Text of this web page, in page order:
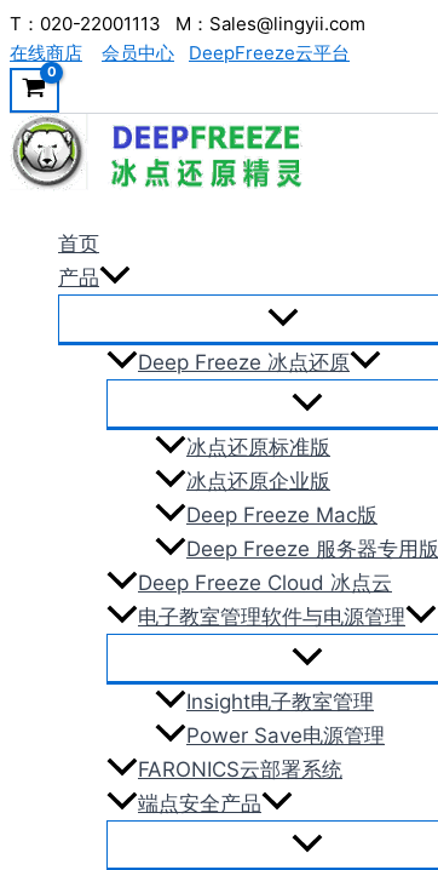
跳
至
内
容
T：020-22001113 M：Sales@lingyii.com
在线商店
会员中心 DeepFreeze云平台
首页
产品
Deep Freeze 冰点还原
冰点还原标准版
冰点还原企业版
Deep Freeze Mac版
Deep Freeze 服务器专用版
Deep Freeze Cloud 冰点云
电子教室管理软件与电源管理
Insight电子教室管理
Power Save电源管理
FARONICS云部署系统
端点安全产品